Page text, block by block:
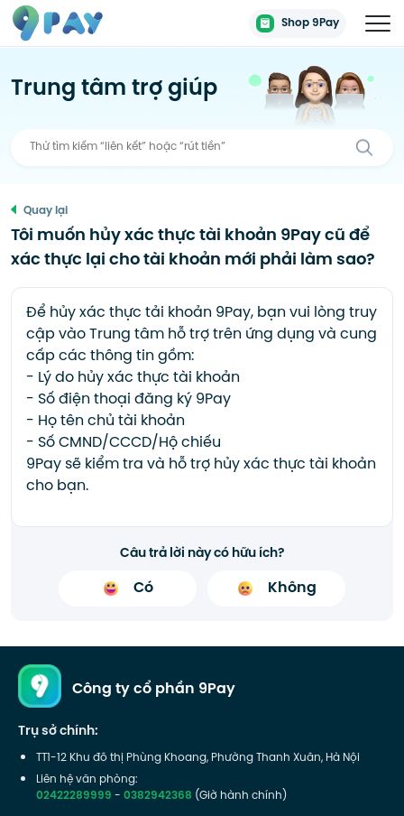
Shop 9Pay
Trung tâm trợ giúp
Quay lại
Tôi muốn hủy xác thực tài khoản 9Pay cũ để
xác thực lại cho tài khoản mới phải làm sao?
Để hủy xác thực tải khoản 9Pay, bạn vui lòng truy
cập vào Trung tâm hỗ trợ trên ứng dụng và cung
cấp các thông tin gồm:
- Lý do hủy xác thực tài khoản
- Số điện thoại đăng ký 9Pay
- Họ tên chủ tài khoản
- Số CMND/CCCD/Hộ chiếu
9Pay sẽ kiểm tra và hỗ trợ hủy xác thực tài khoản
cho bạn.
Câu trả lời này có hữu ích?
Có Không
Công ty cổ phần 9Pay
Trụ sở chính:
TT1-12 Khu đô thị Phùng Khoang, Phường Thanh Xuân, Hà Nội
Liên hệ văn phòng:
02422289999-0382942368 (Giờ hành chính)